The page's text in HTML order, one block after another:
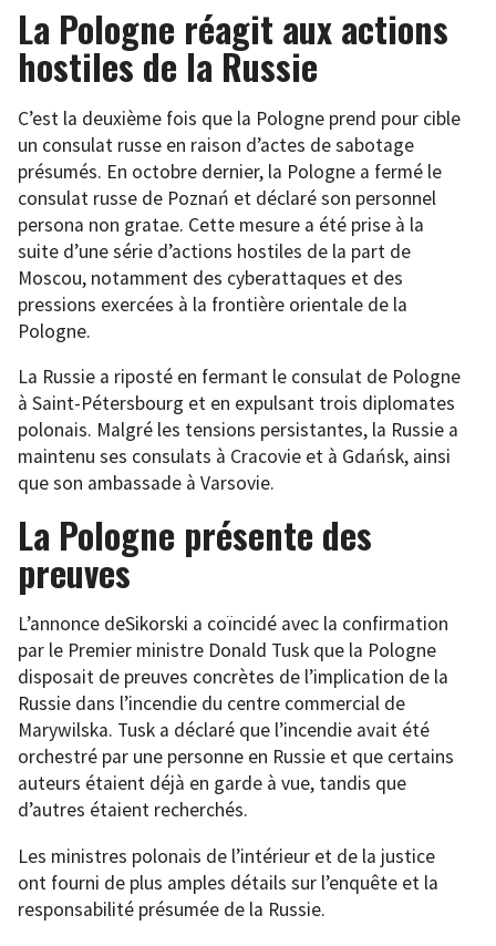
La Pologne réagit aux actions
hostiles de la Russie
C’est la deuxième fois que la Pologne prend pour cible
un consulat russe en raison d’actes de sabotage
présumés. En octobre dernier, la Pologne a fermé le
consulat russe de Poznań et déclaré son personnel
persona non gratae. Cette mesure a été prise à la
suite d’une série d’actions hostiles de la part de
Moscou, notamment des cyberattaques et des
pressions exercées à la frontière orientale de la
Pologne.
La Russie a riposté en fermant le consulat de Pologne
à Saint-Pétersbourg et en expulsant trois diplomates
polonais. Malgré les tensions persistantes, la Russie a
maintenu ses consulats à Cracovie et à Gdańsk, ainsi
que son ambassade à Varsovie.
La Pologne présente des
preuves
L’annonce deSikorski a coïncidé avec la confirmation
par le Premier ministre Donald Tusk que la Pologne
disposait de preuves concrètes de l’implication de la
Russie dans l’incendie du centre commercial de
Marywilska. Tusk a déclaré que l’incendie avait été
orchestré par une personne en Russie et que certains
auteurs étaient déjà en garde à vue, tandis que
d’autres étaient recherchés.
Les ministres polonais de l’intérieur et de la justice
ont fourni de plus amples détails sur l’enquête et la
responsabilité présumée de la Russie.